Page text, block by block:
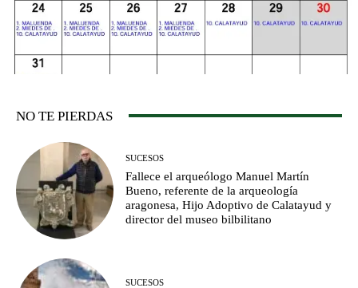
NO TE PIERDAS
SUCESOS
Fallece el arqueólogo Manuel Martín
Bueno, referente de la arqueología
aragonesa, Hijo Adoptivo de Calatayud y
director del museo bilbilitano
SUCESOS